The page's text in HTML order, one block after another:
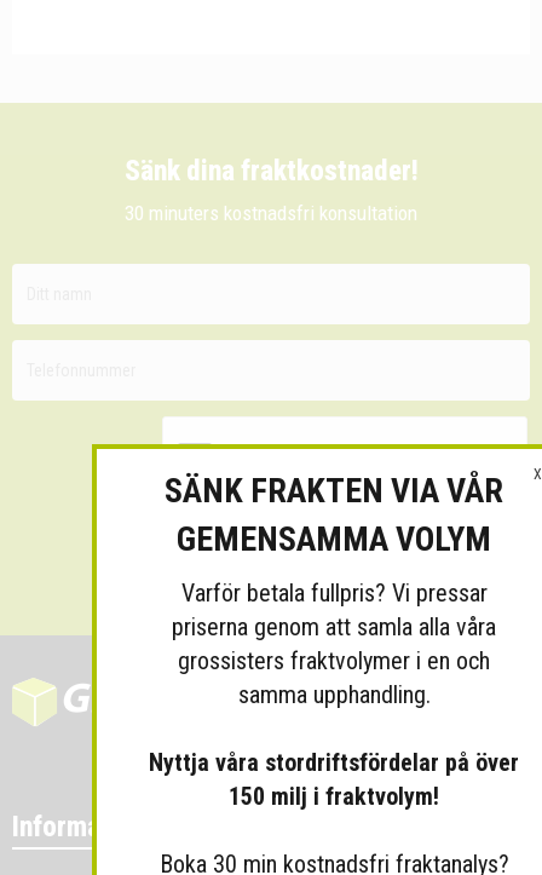
Sänk dina fraktkostnader!
30 minuters kostnadsfri konsultation
Skicka
Information
X
SÄNK FRAKTEN VIA VÅR
GEMENSAMMA VOLYM
Varför betala fullpris? Vi pressar
priserna genom att samla alla våra
grossisters fraktvolymer i en och
samma upphandling.
Nyttja våra stordriftsfördelar på över
150 milj i fraktvolym!
Boka 30 min kostnadsfri fraktanalys?